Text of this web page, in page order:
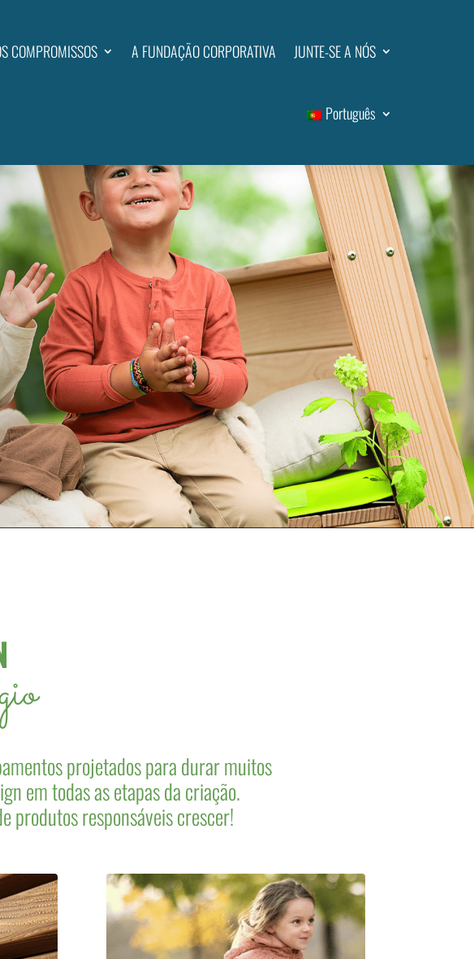
COMPROMISSOS A FUNDAÇÃO CORPORATIVA JUNTE-SE A NÓS
Português
projetados para durar muitos
em todas as etapas da criação.
produtos responsáveis crescer!